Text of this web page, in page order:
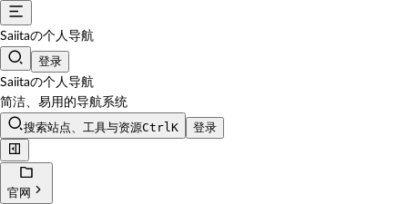
Saiitaの个人导航
登录
Saiitaの个人导航
简洁、易用的导航系统
搜索站点、工具与资源CtrlK 登录
官网